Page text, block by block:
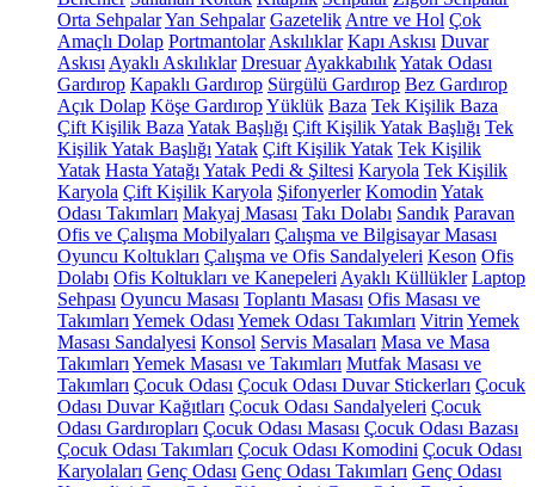
Orta SehpalarYan Sehpalar Gazetelik Antre ve Hol Çok
Amaçlı Dolap Portmantolar Askılıklar Kapı Askısı Duvar
Askısı Ayaklı Askılıklar Dresuar AyakkabılıkYatak Odası
Gardırop Kapaklı Gardırop Sürgülü Gardırop Bez Gardırop
Açık Dolap Köşe GardıropYüklük Baza Tek Kişilik Baza
Çift Kişilik Baza Yatak Başlığı Çift Kişilik Yatak Başlığı Tek
Kişilik Yatak Başlığı Yatak Çift Kişilik Yatak Tek Kişilik
Yatak Hasta Yatağı Yatak Pedi & Şiltesi Karyola Tek Kişilik
Karyola Çift Kişilik Karyola Şifonyerler Komodin Yatak
Odası Takımları Makyaj Masası Takı Dolabı Sandık Paravan
Ofis ve Çalışma Mobilyaları Çalışma ve Bilgisayar Masası
Oyuncu Koltukları Çalışma ve Ofis Sandalyeleri Keson Ofis
Dolabı Ofis Koltukları ve Kanepeleri Ayaklı Küllükler Laptop
Sehpası Oyuncu Masası Toplantı Masası Ofis Masası ve
Takımları Yemek Odası Yemek Odası Takımları Vitrin Yemek
Masası Sandalyesi Konsol Servis Masaları Masa ve Masa
Takımları Yemek Masası ve Takımları Mutfak Masası ve
Takımları Çocuk Odası Çocuk Odası Duvar Stickerları Çocuk
Odası Duvar Kağıtları Çocuk Odası Sandalyeleri Çocuk
Odası Gardıropları Çocuk Odası Masası Çocuk Odası Bazası
Çocuk Odası Takımları Çocuk Odası Komodini Çocuk Odası
Karyolaları Genç Odası Genç Odası Takımları Genç Odası